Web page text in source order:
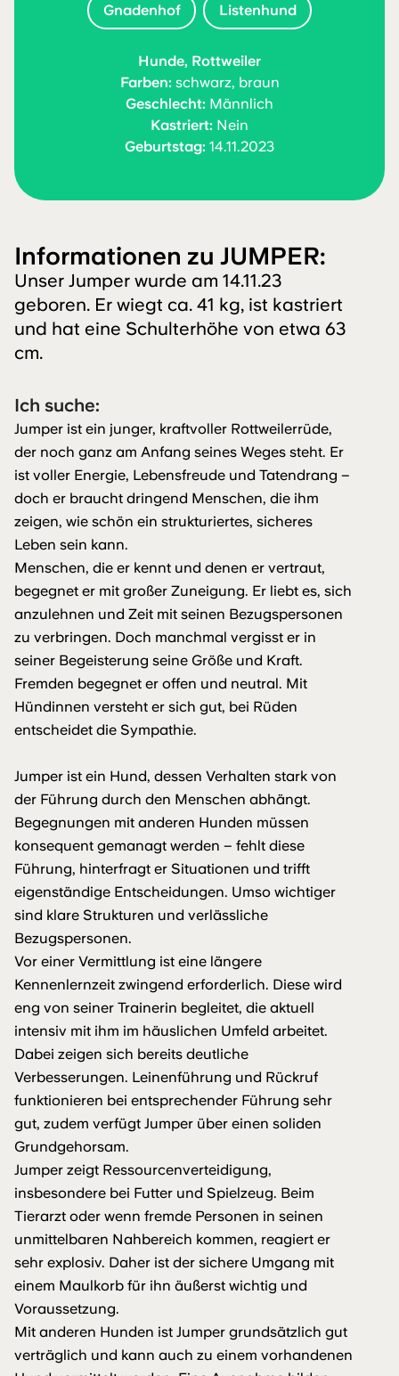
Gnadenhof Listenhund
Hunde, Rottweiler
Farben:schwarz, braun
Geschlecht: Männlich
Kastriert: Nein
Geburtstag: 14.11.2023
Informationen zu JUMPER:
Unser Jumper wurde am 14.11.23
geboren. Er wiegt ca. 41 kg, ist kastriert
und hat eine Schulterhöhe von etwa 63
cm.
Ich suche:
Jumper ist ein junger, kraftvoller Rottweilerrüde,
der noch ganz am Anfang seines Weges steht. Er
ist voller Energie, Lebensfreude und Tatendrang –
doch er braucht dringend Menschen, die ihm
zeigen, wie schön ein strukturiertes, sicheres
Leben sein kann.
Menschen, die er kennt und denen er vertraut,
begegnet er mit großer Zuneigung. Er liebt es, sich
anzulehnen und Zeit mit seinen Bezugspersonen
zu verbringen. Doch manchmal vergisst er in
seiner Begeisterung seine Größe und Kraft.
Fremden begegnet er offen und neutral. Mit
Hündinnen versteht er sich gut, bei Rüden
entscheidet die Sympathie.
Jumper ist ein Hund, dessen Verhalten stark von
der Führung durch den Menschen abhängt.
Begegnungen mit anderen Hunden müssen
konsequent gemanagt werden – fehlt diese
Führung, hinterfragt er Situationen und trifft
eigenständige Entscheidungen. Umso wichtiger
sind klare Strukturen und verlässliche
Bezugspersonen.
Vor einer Vermittlung ist eine längere
Kennenlernzeit zwingend erforderlich. Diese wird
eng von seiner Trainerin begleitet, die aktuell
intensiv mit ihm im häuslichen Umfeld arbeitet.
Dabei zeigen sich bereits deutliche
Verbesserungen. Leinenführung und Rückruf
funktionieren bei entsprechender Führung sehr
gut, zudem verfügt Jumper über einen soliden
Grundgehorsam.
Jumper zeigt Ressourcenverteidigung,
insbesondere bei Futter und Spielzeug. Beim
Tierarzt oder wenn fremde Personen in seinen
unmittelbaren Nahbereich kommen, reagiert er
sehr explosiv. Daher ist der sichere Umgang mit
einem Maulkorb für ihn äußerst wichtig und
Voraussetzung.
Mit anderen Hunden ist Jumper grundsätzlich gut
verträglich und kann auch zu einem vorhandenen